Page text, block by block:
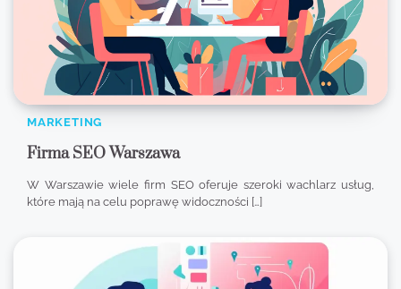
MARKETING
Firma SEO Warszawa
W Warszawie wiele firm SEO oferuje szeroki wachlarz usług,
które mają na celu poprawę widoczności […]